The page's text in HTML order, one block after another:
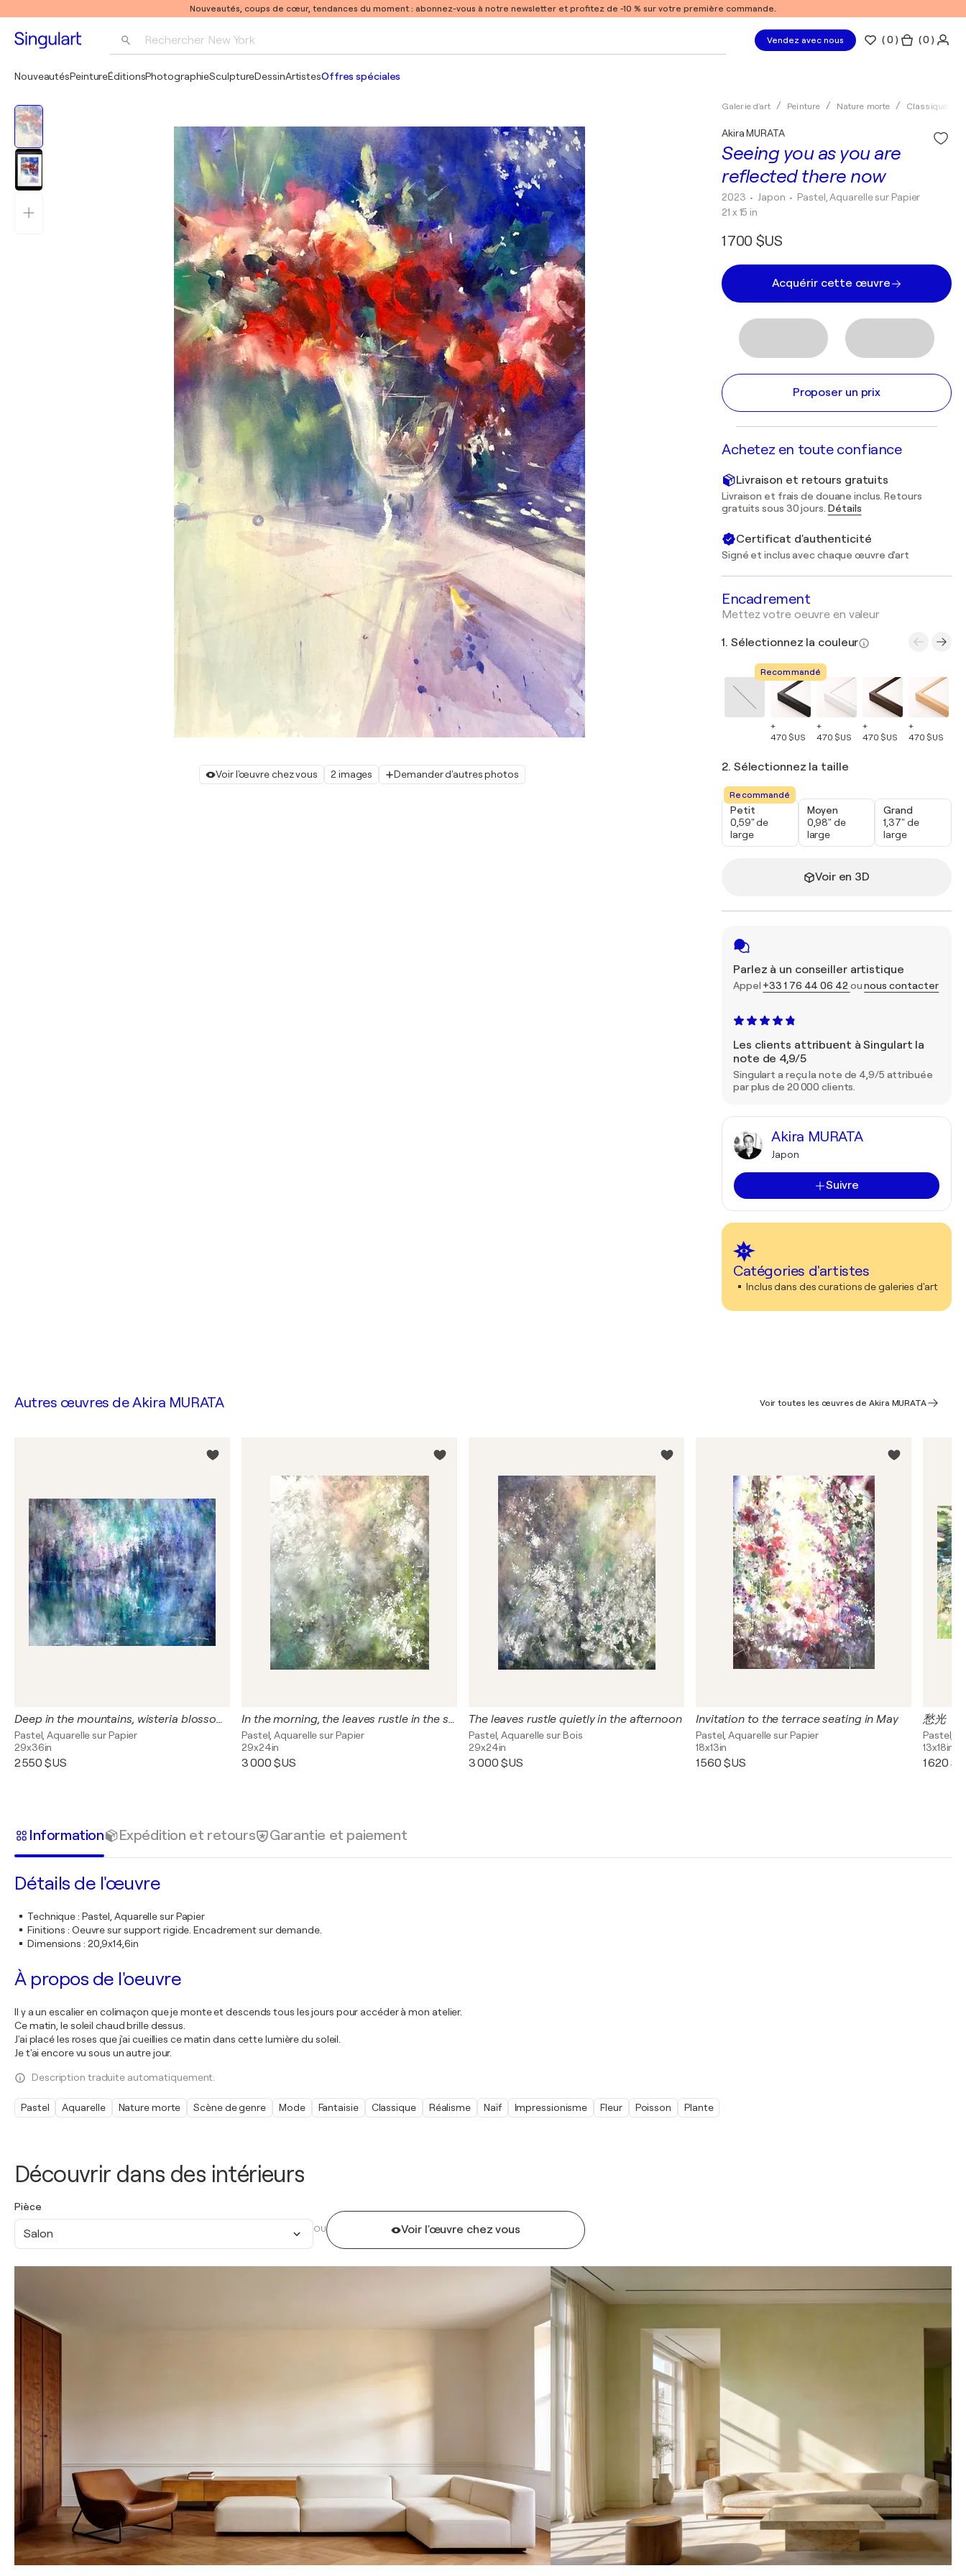
Nouveautés, coups de cœur, tendances du moment : abonnez-vous à notre newsletter et profitez de -10 % sur votre première commande.
Rechercher New York
Pablo Picasso
Vendez avec nous (0 ) ( 0 )
NouveautésPeintureÉditionsPhotographieSculptureDessinArtistesOffres spéciales
Voir l'œuvre chez vous 2 images Demander d'autres photos
Galerie d'art Peinture Nature morte Classique
Seeing you as you are
reflected there now
Akira MURATA
2023 • Japon • Pastel, Aquarelle sur Papier
21 x 15 in
1 700 $US
Acquérir cette œuvre
Proposer un prix
Achetez en toute confiance
Livraison et retours gratuits
Livraison et frais de douane inclus. Retours
gratuits sous 30 jours. Détails
Certificat d'authenticité
Signé et inclus avec chaque œuvre d'art
Encadrement
Mettez votre oeuvre en valeur
1. Sélectionnez la couleur
Recommandé
+
470 $US
+
470 $US
+
470 $US
+
470 $US
2. Sélectionnez la taille
Recommandé
Petit
0,59" de
large
Moyen
0,98" de
large
Grand
1,37" de
large
Voir en 3D
Parlez à un conseiller artistique
Appel +33 1 76 44 06 42 ounous contacter
Les clients attribuent à Singulart la
note de 4,9/5
Singulart a reçu la note de 4,9/5 attribuée
par plus de 20 000 clients.
Akira MURATA
Japon
Suivre
Catégories d'artistes
Inclus dans des curations de galeries d'art
Découvrir dans des intérieurs
Pièce
Salon OU Voir l'œuvre chez vous
Autres œuvres deAkira MURATA Voir toutes les œuvres de Akira MURATA
Deep in the mountains, wisteria blossoms
Pastel, Aquarelle sur Papier
29x36in
2 550 $US
In the morning, the leaves rustle in the sunlight
Pastel, Aquarelle sur Papier
29x24in
3 000 $US
The leaves rustle quietly in the afternoon
Pastel, Aquarelle sur Bois
29x24in
3 000 $US
Invitation to the terrace seating in May
Pastel, Aquarelle sur Papier
18x13in
1 560 $US
愁光（
Pastel,
13x18in
1 620
Information Expédition et retours Garantie et paiement
Détails de l'œuvre
Technique: Pastel, Aquarelle sur Papier
Finitions : Oeuvre sur support rigide. Encadrement sur demande.
Dimensions : 20,9x14,6in
À propos de l'oeuvre
Il y a un escalier en colimaçon que je monte et descends tous les jours pour accéder à mon atelier.
Ce matin, le soleil chaud brille dessus.
J'ai placé les roses que j'ai cueillies ce matin dans cette lumière du soleil.
Je t'ai encore vu sous un autre jour.
Description traduite automatiquement.
Pastel Aquarelle Nature morte Scène de genre Mode Fantaisie Classique Réalisme Naïf Impressionisme Fleur Poisson Plante